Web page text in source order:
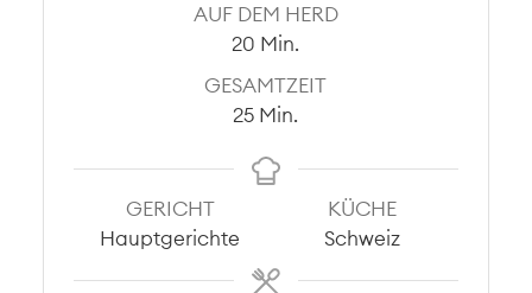
AUF DEM HERD
20 Minuten
Min.
GESAMTZEIT
25Minuten
Min.
GERICHT
Hauptgerichte
KÜCHE
Schweiz